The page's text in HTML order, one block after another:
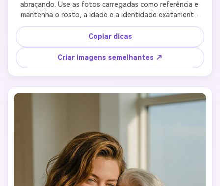
abraçando. Use as fotos carregadas como referência e
mantenha o rosto, a idade e a identidade exatamente
idênticas. Os abraços devem se sentir naturais,
protetores e emocionalmente quentes. As expressões
devem mostrar amor, confiança e conexão familiar.
Linguagem corporal confortável, nenhum posicionamento
embaraçoso. Imagem realista, iluminação suave, textura
realista da pele. Nenhum estilo de desenho animado,
nenhum exagero, nenhuma distorção.
Copiar dicas
Criar imagens semelhantes ↗